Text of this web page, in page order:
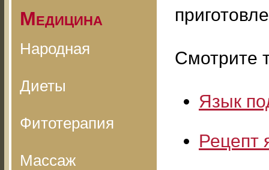
Медицина
Народная
Диеты
Фитотерапия
Массаж
Смотрите
Язык
Рецепт